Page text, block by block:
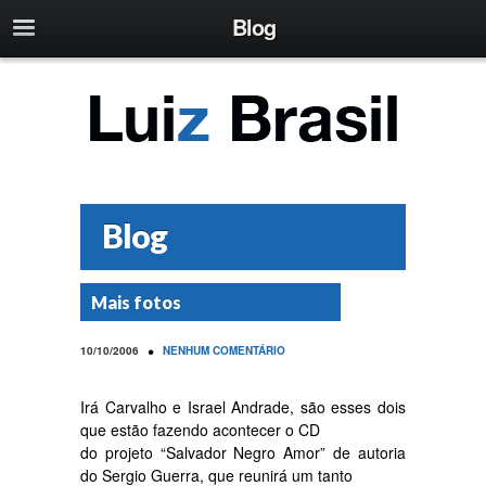
Blog
Blog
Mais fotos
10/10/2006 • NENHUM COMENTÁRIO
Irá Carvalho e Israel Andrade, são esses dois
que estão fazendo acontecer o CD
do projeto “Salvador Negro Amor” de autoria
do Sergio Guerra, que reunirá um tanto